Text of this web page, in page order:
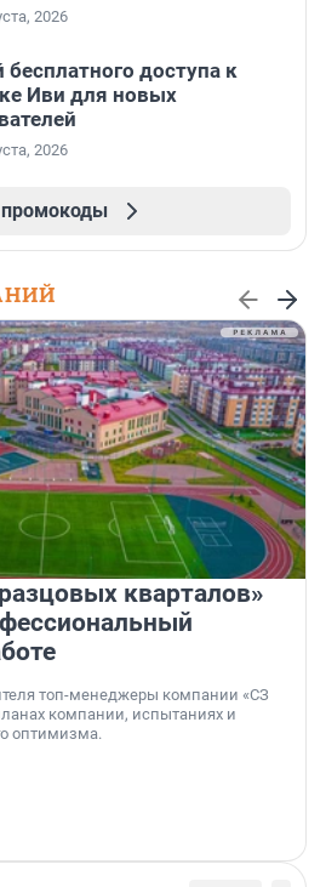
2026
бесплатного доступа к
Иви для новых
2026
промокоды
кварталов»
топ-менеджеры компании «СЗ
компании, испытаниях и
оптимизма.